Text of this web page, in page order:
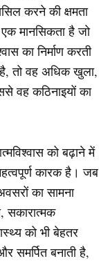
करने की क्षमता
मानसिकता है जो
का निर्माण करती
तो वह अधिक खुला,
वह कठिनाइयों का
को बढ़ाने में
कारक है। जब
का सामना
को भी बेहतर
समर्पित बनाती है,